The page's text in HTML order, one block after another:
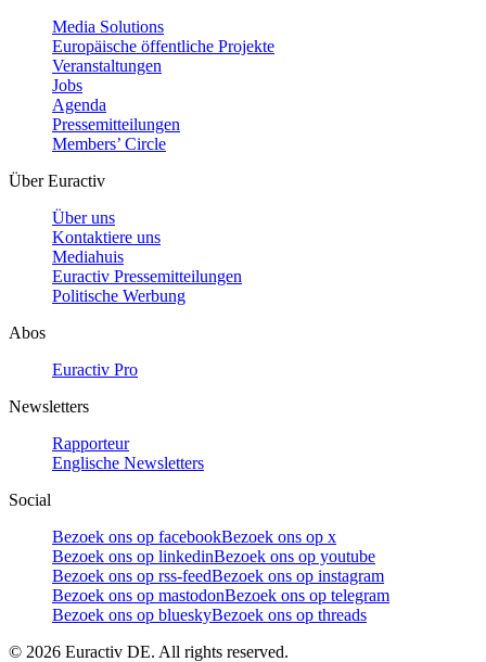
Media Solutions
Europäische öffentliche Projekte
Veranstaltungen
Jobs
Agenda
Pressemitteilungen
Members’ Circle
Über Euractiv
Über uns
Kontaktiere uns
Mediahuis
Euractiv Pressemitteilungen
Politische Werbung
Abos
Euractiv Pro
Newsletters
Rapporteur
Englische Newsletters
Social
Bezoek ons op facebookBezoek ons op x
Bezoek ons op linkedinBezoek ons op youtube
Bezoek ons op rss-feedBezoek ons op instagram
Bezoek ons op mastodonBezoek ons op telegram
Bezoek ons op blueskyBezoek ons op threads
© 2026 Euractiv DE. All rights reserved.